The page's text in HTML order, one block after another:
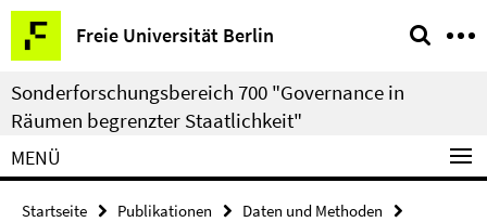
Springe
direkt
zu
Inhalt
Freie Universität Berlin
Service-
Navigation
Sonderforschungsbereich 700 "Governance in
Räumen begrenzter Staatlichkeit"
MENÜ
Startseite Publikationen
Daten und Methoden